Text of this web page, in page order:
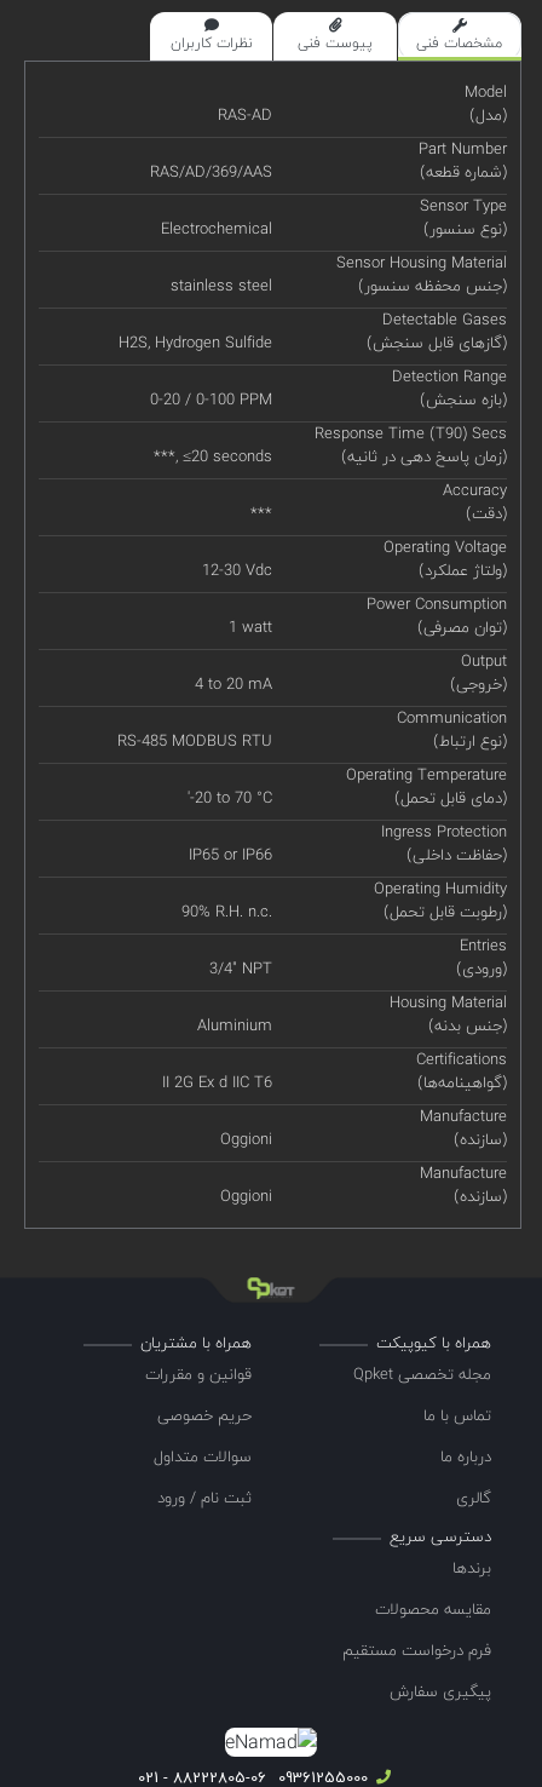
مشخصات فنی پیوست فنی نظرات کاربران
Model
(مدل)
RAS-AD
Part Number
(شماره قطعه)
RAS/AD/369/AAS
Sensor Type
(نوع سنسور)
Electrochemical
Sensor Housing Material
(جنس محفظه سنسور)
stainless steel
Detectable Gases
(گازهای قابل سنجش)
H2S, Hydrogen Sulfide
Detection Range
(بازه سنجش)
0-20 / 0-100 PPM
Response Time (T90) Secs
(زمان پاسخ دهی در ثانیه)
***, ≤20 seconds
Accuracy
(دقت)
***
Operating Voltage
(ولتاژ عملکرد)
12-30 Vdc
Power Consumption
(توان مصرفی)
1 watt
Output
(خروجی)
4 to 20 mA
Communication
(نوع ارتباط)
RS-485 MODBUS RTU
Operating Temperature
(دمای قابل تحمل)
'-20 to 70 °C
Ingress Protection
(حفاظت داخلی)
IP65 or IP66
Operating Humidity
(رطوبت قابل تحمل)
90% R.H. n.c.
Entries
(ورودی)
3/4" NPT
Housing Material
(جنس بدنه)
Aluminium
Certifications
(گواهینامه‌ها)
II 2G Ex d IIC T6
Manufacture
(سازنده)
Oggioni
Manufacture
(سازنده)
Oggioni
همراه با کیوپیکت
مجله تخصصی Qpket
تماس با ما
درباره ما
گالری
همراه با مشتریان
قوانین و مقررات
حریم خصوصی
سوالات متداول
ثبت نام / ورود
دسترسی سریع
برندها
مقایسه محصولات
فرم درخواست مستقیم
پیگیری سفارش
09361255000
88222805-06 - 021